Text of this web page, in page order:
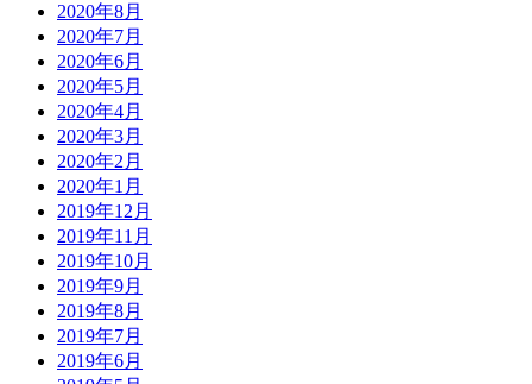
2020年8月
2020年7月
2020年6月
2020年5月
2020年4月
2020年3月
2020年2月
2020年1月
2019年12月
2019年11月
2019年10月
2019年9月
2019年8月
2019年7月
2019年6月